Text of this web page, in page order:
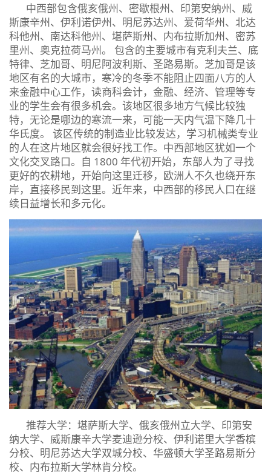
中西部包含俄亥俄州、密歇根州、印第安纳州、威
斯康辛州、伊利诺伊州、明尼苏达州、爱荷华州、北达
科他州、南达科他州、堪萨斯州、内布拉斯加州、密苏
里州、奥克拉荷马州。 包含的主要城市有克利夫兰、底
特律、芝加哥、明尼阿波利斯、圣路易斯。芝加哥是该
地区有名的大城市，寒冷的冬季不能阻止四面八方的人
来金融中心工作，读商科会计，金融、经济、管理等专
业的学生会有很多机会。该地区很多地方气候比较独
特，无论是哪边的寒流一来，可能一天内气温下降几十
华氏度。 该区传统的制造业比较发达，学习机械类专业
的人在这片地区就会很好找工作。中西部地区犹如一个
文化交叉路口。自 1800 年代初开始，东部人为了寻找
更好的农耕地，开始向这里迁移，欧洲人不久也绕开东
岸，直接移民到这里。近年来，中西部的移民人口在继
续日益增长和多元化。
推荐大学：堪萨斯大学、俄亥俄州立大学、印第安
纳大学、威斯康辛大学麦迪逊分校、伊利诺里大学香槟
分校、明尼苏达大学双城分校、华盛顿大学圣路易斯分
校、内布拉斯大学林肯分校。